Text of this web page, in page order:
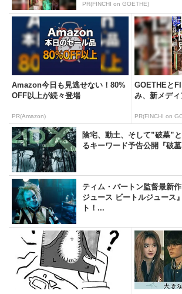
PR(FINCHI on GOETHE)
Amazon今日も見逃せない！80%
OFF以上が続々登場
PR(Amazon)
GOETHEと
み、新メデ
PR(FINCHI on
陰宅、動土、そして”破墓”
るキーワード予告公開『破
ティム・バートン監督最新
ジュース ビートルジュース
ト！...